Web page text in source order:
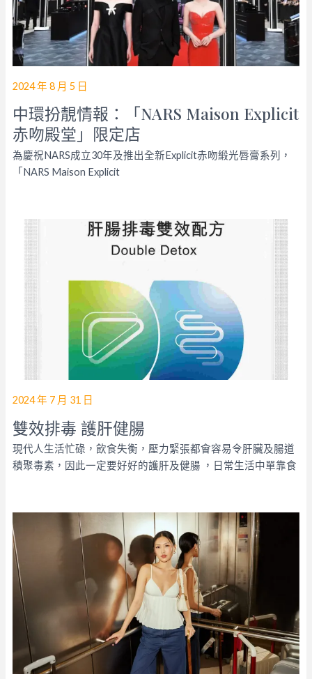
2024 年 8 月 5 日
中環扮靚情報：「NARS Maison Explicit
赤吻殿堂」限定店
為慶祝NARS成立30年及推出全新Explicit赤吻緞光唇膏系列，
「NARS Maison Explicit
2024 年 7 月 31 日
雙效排毒 護肝健腸
現代人生活忙碌，飲食失衡，壓力緊張都會容易令肝臟及腸道
積聚毒素，因此一定要好好的護肝及健腸 ，日常生活中單靠食